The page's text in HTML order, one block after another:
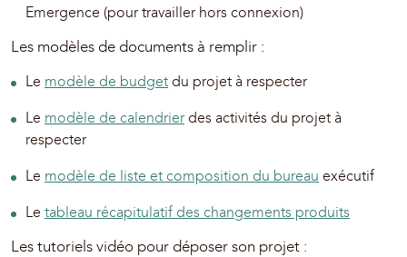
Emergence (pour travailler hors connexion)
Les modèles de documents à remplir :
Le modèle de budget du projet à respecter
Le modèle de calendrier des activités du projet à
respecter
Le modèle de liste et composition du bureau exécutif
Le tableau récapitulatif des changements produits
Les tutoriels vidéo pour déposer son projet :